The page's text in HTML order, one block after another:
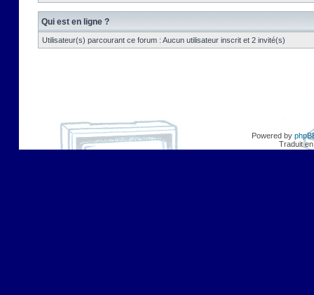
Qui est en ligne ?
Utilisateur(s) parcourant ce forum : Aucun utilisateur inscrit et 2 invité(s)
Powered by
Traduit